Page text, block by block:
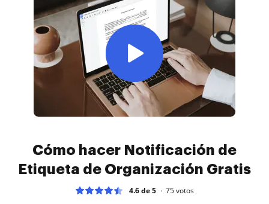
Cómo hacer Notificación de
Etiqueta de Organización Gratis
4.6 de 5 75votos